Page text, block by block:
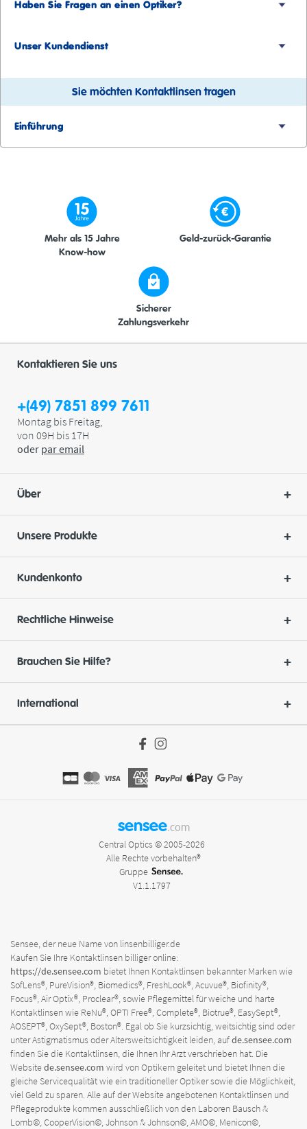
Haben Sie Fragen an einen Optiker?
Unser Kundendienst
Sie möchten Kontaktlinsen tragen
Einführung
Mehr als 15 Jahre
Know-how
Sicherer
Zahlungsverkehr
Geld-zurück-Garantie
Kontaktieren Sie uns
+(49) 7851 899 7611
Montag bis Freitag,
von 09H bis 17H
oder paremail
Über
Unsere Produkte
Kundenkonto
Rechtliche Hinweise
Brauchen Sie Hilfe?
International
sensee.com
Central Optics © 2005-2026
Alle Rechte vorbehalten®
Gruppe
V1.1.1797
Sensee, der neue Name von linsenbilliger.de
Kaufen Sie Ihre Kontaktlinsen billiger online:
https://de.sensee.com bietet Ihnen Kontaktlinsen bekannter Marken wie
SofLens®, PureVision®, Biomedics®, FreshLook®, Acuvue®, Biofinity®,
Focus®, Air Optix®, Proclear®, sowie Pflegemittel für weiche und harte
Kontaktlinsen wie ReNu®, OPTI Free®, Complete®, Biotrue®, EasySept®,
AOSEPT®, OxySept®, Boston®. Egal ob Sie kurzsichtig, weitsichtig sind oder
unter Astigmatismus oder Altersweitsichtigkeit leiden, aufde.sensee.com
finden Sie die Kontaktlinsen, die Ihnen Ihr Arzt verschrieben hat. Die
Websitede.sensee.com wird von Optikern geleitet und bietet Ihnen die
gleiche Servicequalität wie ein traditioneller Optiker sowie die Möglichkeit,
viel Geld zu sparen. Alle auf der Website angebotenen Kontaktlinsen und
Pflegeprodukte kommen ausschließlich von den Laboren Bausch &
Lomb©, CooperVision©, Johnson & Johnson©, AMO©, Menicon©,